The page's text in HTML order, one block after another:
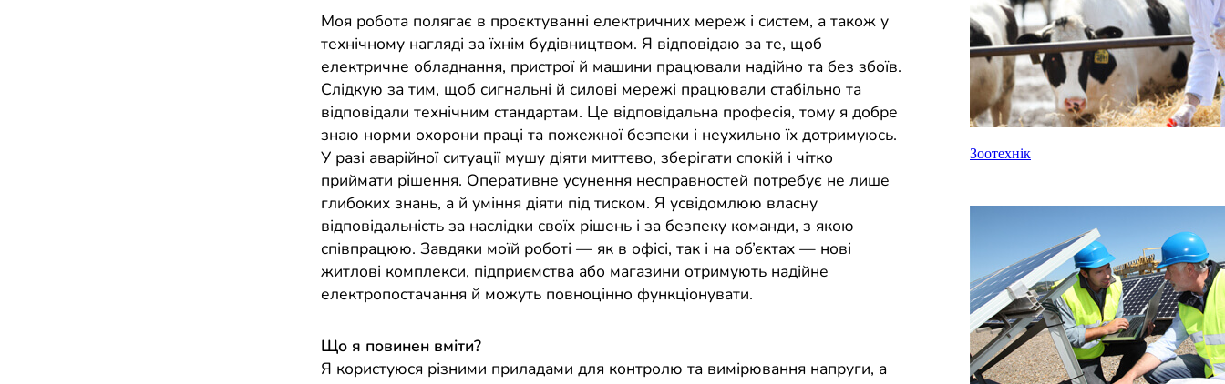
Моя робота полягає в проєктуванні електричних мереж і систем, а також у
технічному нагляді за їхнім будівництвом. Я відповідаю за те, щоб
електричне обладнання, пристрої й машини працювали надійно та без збоїв.
Слідкую за тим, щоб сигнальні й силові мережі працювали стабільно та
відповідали технічним стандартам. Це відповідальна професія, тому я добре
знаю норми охорони праці та пожежної безпеки і неухильно їх дотримуюсь.
У разі аварійної ситуації мушу діяти миттєво, зберігати спокій і чітко
приймати рішення. Оперативне усунення несправностей потребує не лише
глибоких знань, а й уміння діяти під тиском. Я усвідомлюю власну
відповідальність за наслідки своїх рішень і за безпеку команди, з якою
співпрацюю. Завдяки моїй роботі — як в офісі, так і на об’єктах — нові
житлові комплекси, підприємства або магазини отримують надійне
електропостачання й можуть повноцінно функціонувати.
Що я повинен вміти?
Я користуюся різними приладами для контролю та вимірювання напруги, а
Зоотехнік